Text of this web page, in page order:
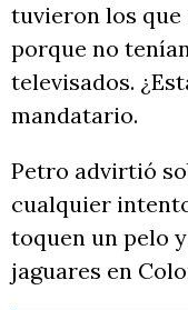
tuvieron los que
porque no
televisados.
mandatario.
Petro advirtió
cualquier
toquen un pelo
jaguares en